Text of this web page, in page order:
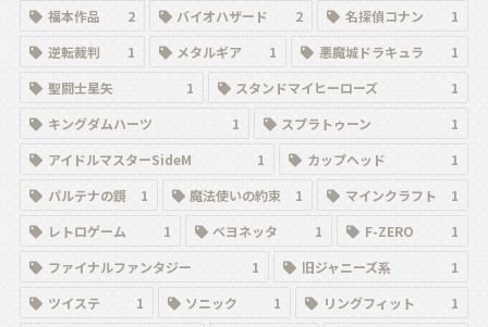
福本作品
2 バイオハザード 2 名探偵コナン
1
逆転裁判
1 メタルギア 1 悪魔城ドラキュラ
1
聖闘士星矢
1 スタンドマイヒーローズ
1
キングダムハーツ
1 スプラトゥーン
1
アイドルマスターSideM
1 カップヘッド
1
パルテナの鏡
1 魔法使いの約束 1 マインクラフト
1
レトロゲーム
1 ベヨネッタ 1 F-ZERO
1
ファイナルファンタジー
1 旧ジャニーズ系
1
ツイステ
1 ソニック 1 リングフィット
1